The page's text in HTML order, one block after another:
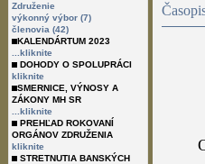
Združenie
výkonný výbor (7)
členovia (42)
KALENDÁRTUM 2023
...kliknite
DOHODY O SPOLUPRÁCI
kliknite
SMERNICE, VÝNOSY A
ZÁKONY MH SR
...kliknite
PREHĽAD ROKOVANÍ
ORGÁNOV ZDRUŽENIA
kliknite
STRETNUTIA BANSKÝCH